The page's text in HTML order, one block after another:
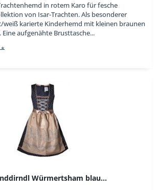
in rotem Karo für fesche
von Isar-Trachten. Als besonderer
weiß karierte Kinderhemd mit kleinen braunen
aufgenähte Brusttasche...
*
Würmertsham blau...